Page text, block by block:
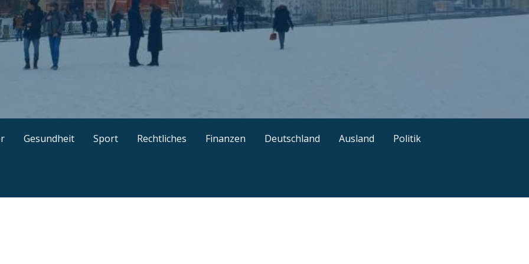
Gesundheit Sport Rechtliches Finanzen Deutschland Ausland Politik